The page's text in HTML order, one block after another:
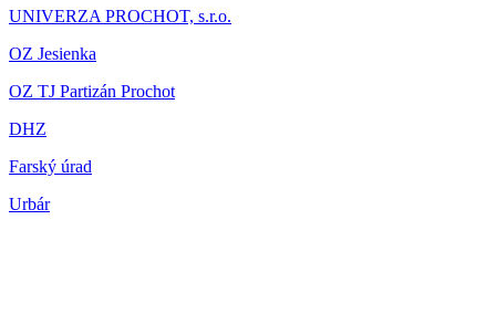
UNIVERZA PROCHOT, s.r.o.
OZ Jesienka
OZ TJ Partizán Prochot
DHZ
Farský úrad
Urbár